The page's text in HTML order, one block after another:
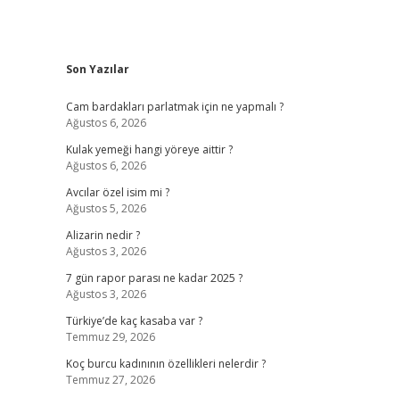
Sidebar
Son Yazılar
Cam bardakları parlatmak için ne yapmalı ?
Ağustos 6, 2026
Kulak yemeği hangi yöreye aittir ?
Ağustos 6, 2026
Avcılar özel isim mi ?
Ağustos 5, 2026
Alizarin nedir ?
Ağustos 3, 2026
7 gün rapor parası ne kadar 2025 ?
Ağustos 3, 2026
Türkiye’de kaç kasaba var ?
Temmuz 29, 2026
Koç burcu kadınının özellikleri nelerdir ?
Temmuz 27, 2026